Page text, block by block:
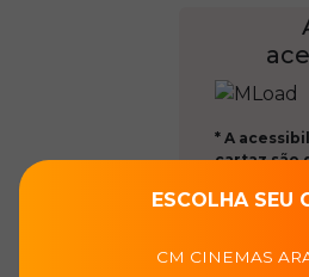
* A
cartaz são
Nosso site
ESCOLHA SEU
CM CINEMAS